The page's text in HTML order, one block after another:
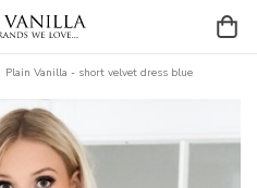
Plain Vanilla - short velvet dress blue